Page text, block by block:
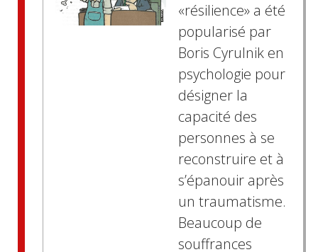
«résilience» a été
popularisé par
Boris Cyrulnik en
psychologie pour
désigner la
capacité des
personnes à se
reconstruire et à
s’épanouir après
un traumatisme.
Beaucoup de
souffrances